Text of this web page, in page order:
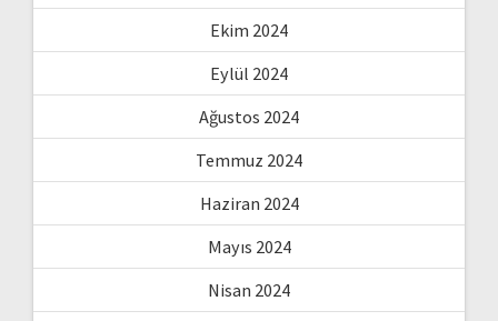
Ekim 2024
Eylül 2024
Ağustos 2024
Temmuz 2024
Haziran 2024
Mayıs 2024
Nisan 2024